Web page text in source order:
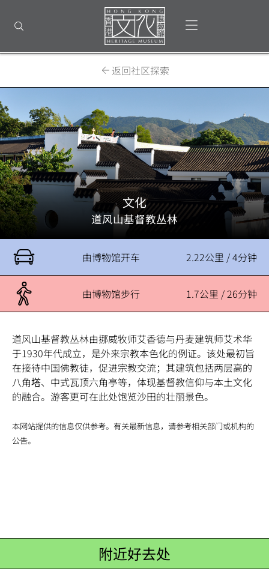
部
打开搜索
首
页
打开选单
返回社区探索
文化
道风山基督教丛林
由博物馆开车 2.22公里 / 4分钟
由博物馆步行 1.7公里 / 26分钟
道风山基督教丛林由挪威牧师艾香德与丹麦建筑师艾术华
于1930年代成立，是外来宗教本色化的例证。该处最初旨
在接待中国佛教徒，促进宗教交流；其建筑包括两层高的
八角㙮、中式瓦顶六角亭等，体现基督教信仰与本土文化
的融合。游客更可在此处饱览沙田的壮丽景色。
本网站提供的信息仅供参考。有关最新信息，请参考相关部门或机构的
公告。
附近好去处